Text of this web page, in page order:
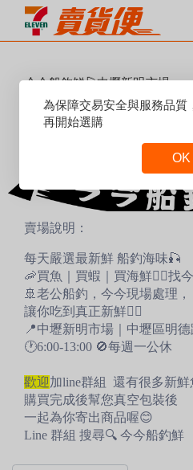
今今船釣鮮🎣中壢新明市場
賣場說明：
每天嚴選最新鮮 船釣海味🎣
🦐買魚｜買蝦｜買海鮮👉🏻找
🚢老公船釣，今今現場處理，
讓你吃到真正新鮮👍🏻
📍中壢新明市場｜中壢區明德
🕐6:00-13:00 🚫每週一公休
歡迎加line群組 還有很多新鮮
購買完成後幫您真空包裝後
一起為你寄出商品喔😊
Line 群組 搜尋🔍 今今船釣鮮
Reset
Focus
為保障交易安全與服務品質
再開始選購
OK
Focus